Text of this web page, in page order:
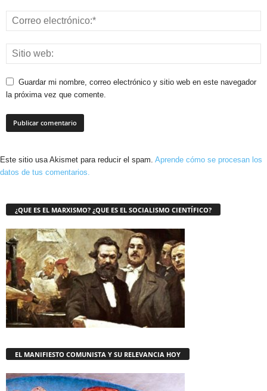
Guardar mi nombre, correo electrónico y sitio web en este navegador
la próxima vez que comente.
Este sitio usa Akismet para reducir el spam. Aprende cómo se procesan los
datos de tus comentarios.
¿QUE ES EL MARXISMO? ¿QUE ES EL SOCIALISMO CIENTÍFICO?
EL MANIFIESTO COMUNISTA Y SU RELEVANCIA HOY